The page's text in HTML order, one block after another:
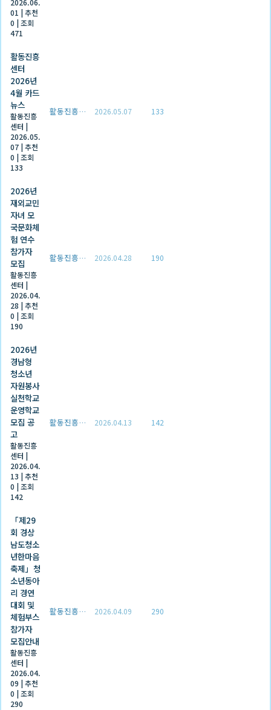
2026.06.
01 |추천
0 |조회
471
활동진흥
센터
2026년
4월 카드
뉴스
활동진흥
센터 |
2026.05.
07 |추천
0 |조회
133
활동진흥센터 2026.05.07 133
2026년
재외교민
자녀 모
국문화체
험 연수
참가자
모집
활동진흥
센터 |
2026.04.
28 |추천
0 |조회
190
활동진흥센터 2026.04.28 190
2026년
경남형
청소년
자원봉사
실천학교
운영학교
모집 공
고
활동진흥
센터 |
2026.04.
13 |추천
0 |조회
142
활동진흥센터 2026.04.13 142
「제29
회 경상
남도청소
년한마음
축제」청
소년동아
리 경연
대회 및
체험부스
참가자
모집안내
활동진흥
센터 |
2026.04.
09 |추천
0 |조회
290
활동진흥센터 2026.04.09 290